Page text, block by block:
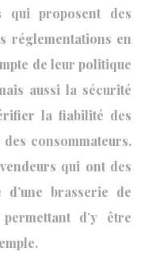
qui proposent des
réglementations en
de leur politique
aussi la sécurité
la fiabilité des
consommateurs.
qui ont des
brasserie de
d’y être